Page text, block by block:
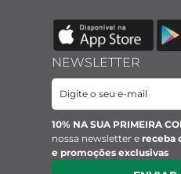
NEWSLETTER
10% NA SUA PRIMEIRA
nossa newsletter e receba
e promoções exclusivas